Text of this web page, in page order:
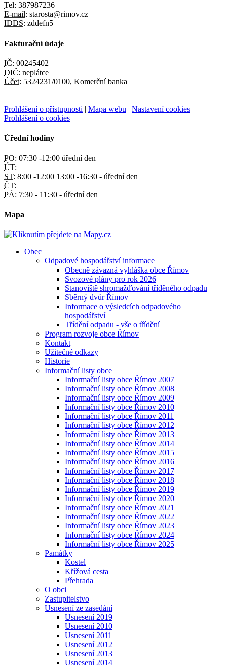
Tel: 387987236
E-mail: starosta@rimov.cz
IDDS: zddefn5
Fakturační údaje
IČ: 00245402
DIČ: neplátce
Účet: 5324231/0100, Komerční banka
Prohlášení o přístupnosti | Mapa webu | Nastavení cookies
Prohlášení o cookies
Úřední hodiny
PO: 07:30 -12:00 úřední den
ÚT:
ST: 8:00 -12:00 13:00 -16:30 - úřední den
ČT:
PÁ: 7:30 - 11:30 - úřední den
Mapa
Obec
Odpadové hospodářství informace
Obecně závazná vyhláška obce Římov
Svozové plány pro rok 2026
Stanoviště shromažďování tříděného odpadu
Sběrný dvůr Římov
Informace o výsledcích odpadového
hospodářství
Třídění odpadu - vše o třídění
Program rozvoje obce Římov
Kontakt
Užitečné odkazy
Historie
Informační listy obce
Informační listy obce Římov 2007
Informační listy obce Římov 2008
Informační listy obce Římov 2009
Informační listy obce Římov 2010
Informační listy obce Římov 2011
Informační listy obce Římov 2012
Informační listy obce Římov 2013
Informační listy obce Římov 2014
Informační listy obce Římov 2015
Informační listy obce Římov 2016
Informační listy obce Římov 2017
Informační listy obce Římov 2018
Informační listy obce Římov 2019
Informační listy obce Římov 2020
Informační listy obce Římov 2021
Informační listy obce Římov 2022
Informační listy obce Římov 2023
Informační listy obce Římov 2024
Informační listy obce Římov 2025
Památky
Kostel
Křížová cesta
Přehrada
O obci
Zastupitelstvo
Usnesení ze zasedání
Usnesení 2019
Usnesení 2010
Usnesení 2011
Usnesení 2012
Usnesení 2013
Usnesení 2014